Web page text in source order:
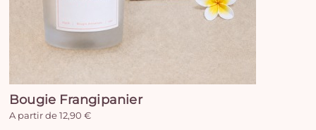
Bougie Frangipanier
A partir de 12,90 €